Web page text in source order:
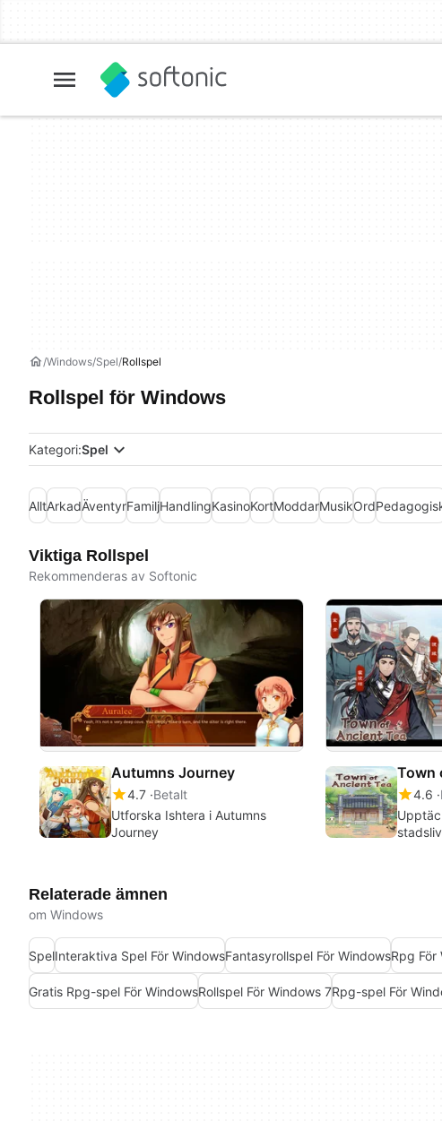
Windows Spel Rollspel
Rollspel för Windows
Kategori:Spel
AlltArkadÄventyrFamiljHandlingKasinoKortModdarMusikOrd
Viktiga Rollspel
Rekommenderas av Softonic
Autumns Journey
4.7 Betalt
Utforska Ishtera i Autumns
Journey
Town
4.6
stadsliv
Relaterade ämnen
om Windows
SpelInteraktiva Spel För WindowsFantasyrollspel För WindowsRpg För
Gratis Rpg-spel För WindowsRollspel För Windows 7Rpg-spel För